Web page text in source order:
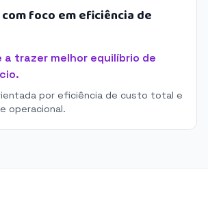
foco em eficiência de
a trazer melhor equilíbrio de
por eficiência de custo total e
operacional.